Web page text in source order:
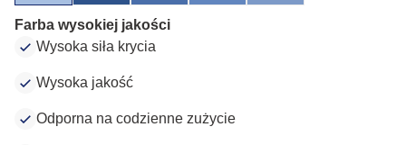
Farba wysokiej jakości
Wysoka siła krycia
Wysoka jakość
Odporna na codzienne zużycie